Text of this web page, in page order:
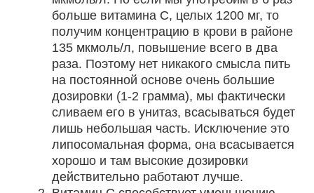
больше витамина С, целых 1200 мг, то
получим концентрацию в крови в районе
135 мкмоль/л, повышение всего в два
раза. Поэтому нет никакого смысла пить
на постоянной основе очень большие
дозировки (1-2 грамма), мы фактически
сливаем его в унитаз, всасываться будет
лишь небольшая часть. Исключение это
липосомальная форма, она всасывается
хорошо и там высокие дозировки
действительно работают лучше.